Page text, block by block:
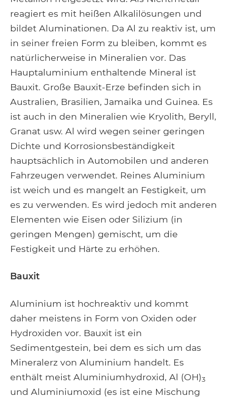
reagiert es mit heißen Alkalilösungen und
bildet Aluminationen. Da Al zu reaktiv ist, um
in seiner freien Form zu bleiben, kommt es
natürlicherweise in Mineralien vor. Das
Hauptaluminium enthaltende Mineral ist
Bauxit. Große Bauxit-Erze befinden sich in
Australien, Brasilien, Jamaika und Guinea. Es
ist auch in den Mineralien wie Kryolith, Beryll,
Granat usw. Al wird wegen seiner geringen
Dichte und Korrosionsbeständigkeit
hauptsächlich in Automobilen und anderen
Fahrzeugen verwendet. Reines Aluminium
ist weich und es mangelt an Festigkeit, um
es zu verwenden. Es wird jedoch mit anderen
Elementen wie Eisen oder Silizium (in
geringen Mengen) gemischt, um die
Festigkeit und Härte zu erhöhen.
Bauxit
Aluminium ist hochreaktiv und kommt
daher meistens in Form von Oxiden oder
Hydroxiden vor. Bauxit ist ein
Sedimentgestein, bei dem es sich um das
Mineralerz von Aluminium handelt. Es
enthält meist Aluminiumhydroxid, Al (OH)3
und Aluminiumoxid (es ist eine Mischung